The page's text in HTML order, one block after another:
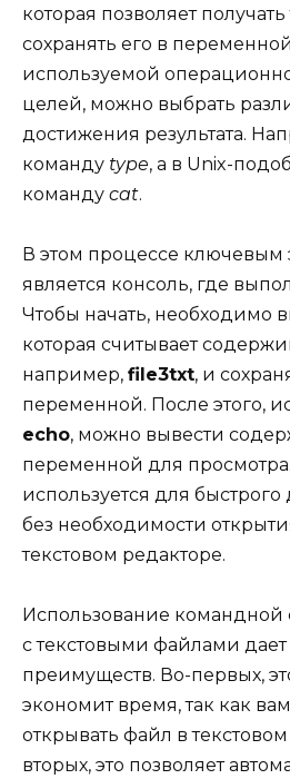
которая позволяет
сохранять его в
используемой
целей, можно выбрать
достижения результата.
команду type, а в Unix-
команду cat.
В этом процессе ключевым
является консоль, где
Чтобы начать, необходимо
которая считывает
например, file3txt, и
переменной. После этого,
echo, можно вывести
переменной для
используется для
без необходимости
текстовом редакторе.
Использование командной
с текстовыми файлами
преимуществ. Во-первых,
экономит время, так как
открывать файл в
вторых, это позволяет